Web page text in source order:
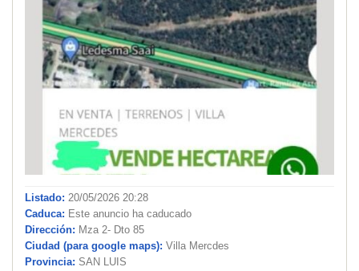
Listado: 20/05/2026 20:28
Caduca: Este anuncio ha caducado
Dirección: Mza 2- Dto 85
Ciudad (para google maps): Villa Mercdes
Provincia: SAN LUIS